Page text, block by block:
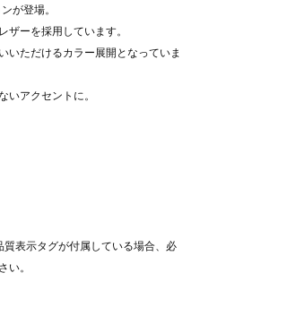
が登場。
ザーを採用しています。
いただけるカラー展開となっていま
いアクセントに。
表示タグが付属している場合、必
。